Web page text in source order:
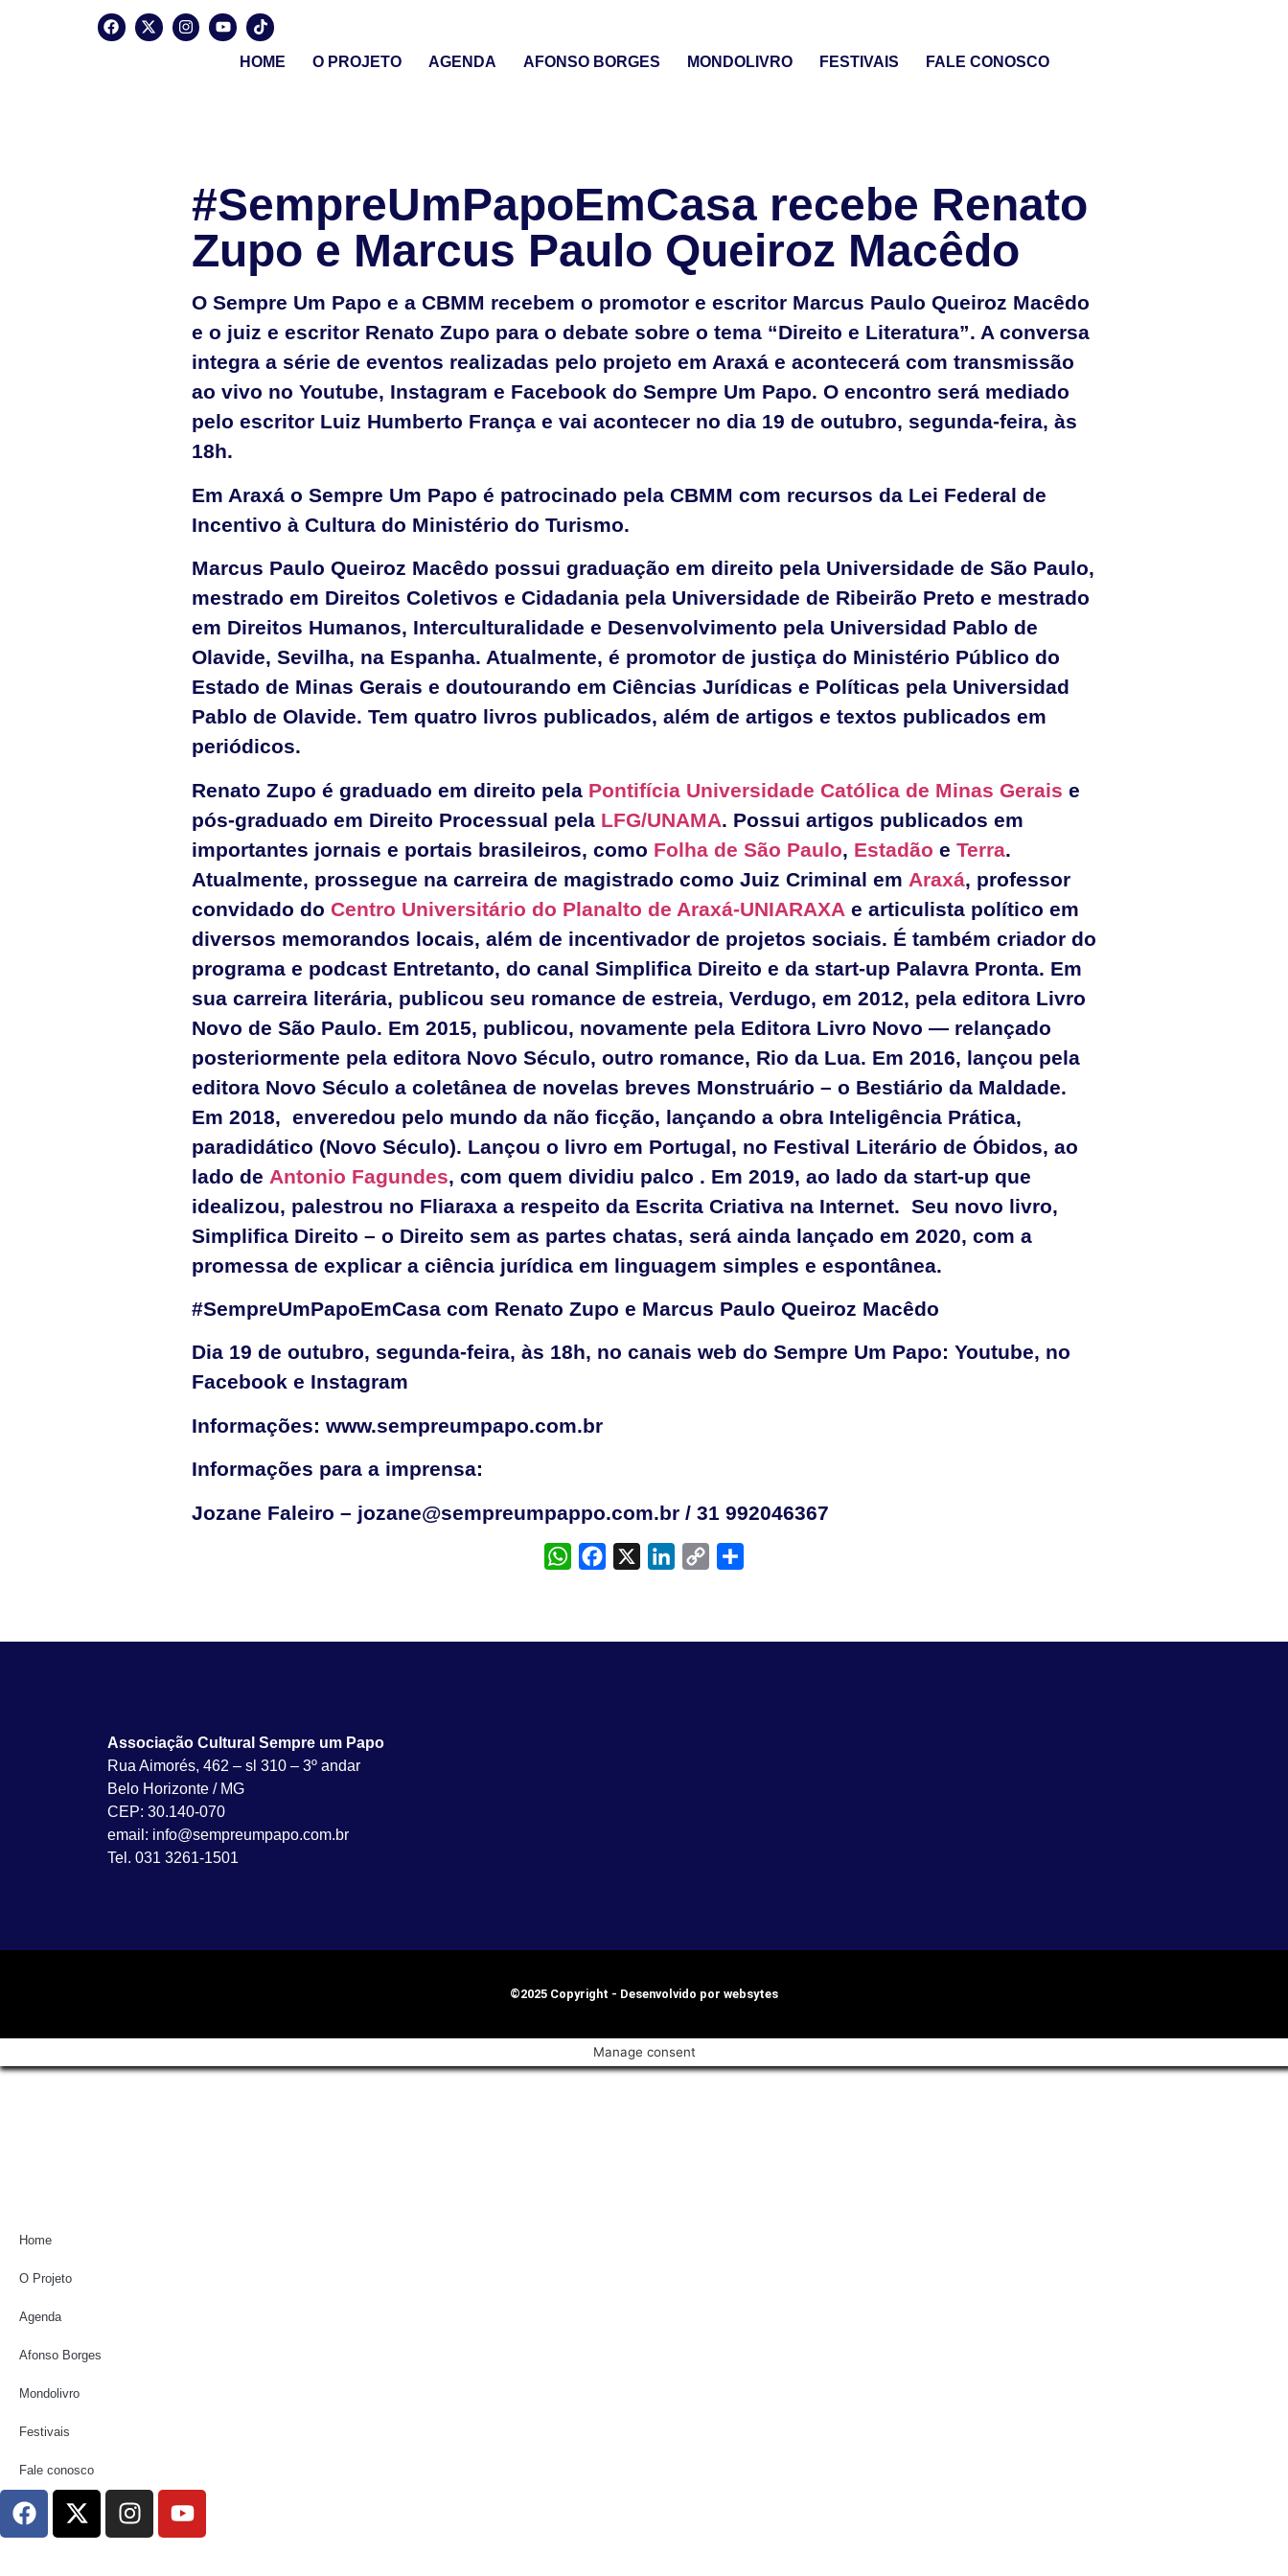
HOME O PROJETO AGENDA AFONSO BORGES MONDOLIVRO FESTIVAIS FALE CONOSCO
#SempreUmPapoEmCasa recebe Renato
Zupo e Marcus Paulo Queiroz Macêdo
O Sempre Um Papo e a CBMM recebem o promotor e escritor Marcus Paulo Queiroz Macêdo
e o juiz e escritor Renato Zupo para o debate sobre o tema “Direito e Literatura”. A conversa
integra a série de eventos realizadas pelo projeto em Araxá e acontecerá com transmissão
ao vivo no Youtube, Instagram e Facebook do Sempre Um Papo. O encontro será mediado
pelo escritor Luiz Humberto França e vai acontecer no dia 19 de outubro, segunda-feira, às
18h.
Em Araxá o Sempre Um Papo é patrocinado pela CBMM com recursos da Lei Federal de
Incentivo à Cultura do Ministério do Turismo.
Marcus Paulo Queiroz Macêdo possui graduação em direito pela Universidade de São Paulo,
mestrado em Direitos Coletivos e Cidadania pela Universidade de Ribeirão Preto e mestrado
em Direitos Humanos, Interculturalidade e Desenvolvimento pela Universidad Pablo de
Olavide, Sevilha, na Espanha. Atualmente, é promotor de justiça do Ministério Público do
Estado de Minas Gerais e doutourando em Ciências Jurídicas e Políticas pela Universidad
Pablo de Olavide. Tem quatro livros publicados, além de artigos e textos publicados em
periódicos.
Renato Zupo é graduado em direito pela Pontifícia Universidade Católica de Minas Gerais e
pós-graduado em Direito Processual pela LFG/UNAMA. Possui artigos publicados em
importantes jornais e portais brasileiros, como Folha de São Paulo, Estadão e Terra.
Atualmente, prossegue na carreira de magistrado como Juiz Criminal em Araxá, professor
convidado do Centro Universitário do Planalto de Araxá-UNIARAXA e articulista político em
diversos memorandos locais, além de incentivador de projetos sociais. É também criador do
programa e podcast Entretanto, do canal Simplifica Direito e da start-up Palavra Pronta. Em
sua carreira literária, publicou seu romance de estreia, Verdugo, em 2012, pela editora Livro
Novo de São Paulo. Em 2015, publicou, novamente pela Editora Livro Novo — relançado
posteriormente pela editora Novo Século, outro romance, Rio da Lua. Em 2016, lançou pela
editora Novo Século a coletânea de novelas breves Monstruário – o Bestiário da Maldade.
Em 2018, enveredou pelo mundo da não ficção, lançando a obra Inteligência Prática,
paradidático (Novo Século). Lançou o livro em Portugal, no Festival Literário de Óbidos, ao
lado de Antonio Fagundes, com quem dividiu palco . Em 2019, ao lado da start-up que
idealizou, palestrou no Fliaraxa a respeito da Escrita Criativa na Internet. Seu novo livro,
Simplifica Direito – o Direito sem as partes chatas, será ainda lançado em 2020, com a
promessa de explicar a ciência jurídica em linguagem simples e espontânea.
#SempreUmPapoEmCasa com Renato Zupo e Marcus Paulo Queiroz Macêdo
Dia 19 de outubro, segunda-feira, às 18h, no canais web do Sempre Um Papo: Youtube, no
Facebook e Instagram
Informações: www.sempreumpapo.com.br
Informações para a imprensa:
Jozane Faleiro – jozane@sempreumpappo.com.br / 31 992046367
WhatsAppFacebook LinkedIn
Copy
Associação Cultural Sempre um Papo
Rua Aimorés, 462 – sl 310 – 3º andar
Belo Horizonte / MG
CEP: 30.140-070
email: info@sempreumpapo.com.br
Tel. 031 3261-1501
©2025 Copyright - Desenvolvido por websytes
Manage consent
Home
O Projeto
Agenda
Afonso Borges
Mondolivro
Festivais
Fale conosco